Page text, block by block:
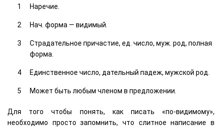
Наречие.
Нач. форма — видимый.
Страдательное причастие, ед. число, муж. род, полная
форма.
Единственное число, дательный падеж, мужской род.
Может быть любым членом в предложении.
Для того чтобы понять, как писать «по-видимому»,
необходимо просто запомнить, что слитное написание в